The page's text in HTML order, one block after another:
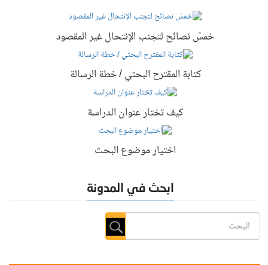
خمسُ نصائح لتجنب الإنتحال غير المقصود
كتابة المقترح البحثي / خطة الرسالة
كيف تختار عنوان الدراسة
اختيار موضوع البحث
ابحث في المدونة